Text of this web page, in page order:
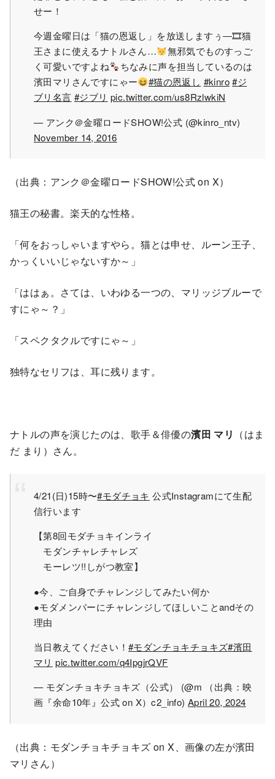
せー！
今週金曜日は「猫の恩返し」を放送しますぅ―🎞猫
王さまに使えるナトルさん…
無邪気でものすっご
く可愛いですよね
ちなみに声を担当しているのは
濱田マリさんですにゃー
#猫の恩返し #kinro #ジ
ブリ名言 #ジブリ pic.twitter.com/us8RzlwkiN
— アンク＠金曜ロードSHOW!公式 (@kinro_ntv)
November 14, 2016
（出典：アンク＠金曜ロードSHOW!公式 on X）
猫王の秘書。楽天的な性格。
「何をおっしゃいますやら。猫とは申せ、ルーン王子、
かっくいいじゃないすか～」
「ははぁ。さては、いわゆる一つの、マリッジブルーで
すにゃ～？」
「スペクタクルですにゃ～」
独特なセリフは、耳に残ります。
ナトルの声を演じたのは、歌手＆俳優の濱田 マリ （はま
だ まり）さん。
4/21(日)15時〜#モダチョキ 公式Instagramにて生配
信行います
【第8回モダチョキインライ
モダンチャレチャレズ
モーレツ!!しがつ教室】
●今、ご自身でチャレンジしてみたい何か
●モダメンバーにチャレンジしてほしいことandその
理由
当日教えてください！ #モダンチョキチョキズ#濱田
マリ pic.twitter.com/q4IpgjrQVF
— モダンチョキチョキズ（公式） (@m （出典：映
画『余命10年』公式 on X）c2_info) April 20, 2024
（出典：モダンチョキチョキズ on X、画像の左が濱田
マリさん）